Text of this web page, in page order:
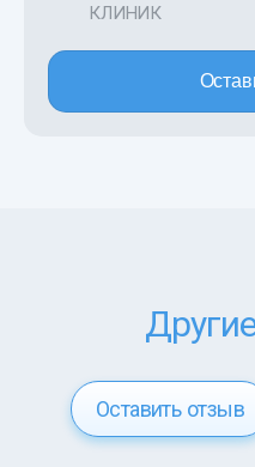
КЛИНИК
Оставить отзыв